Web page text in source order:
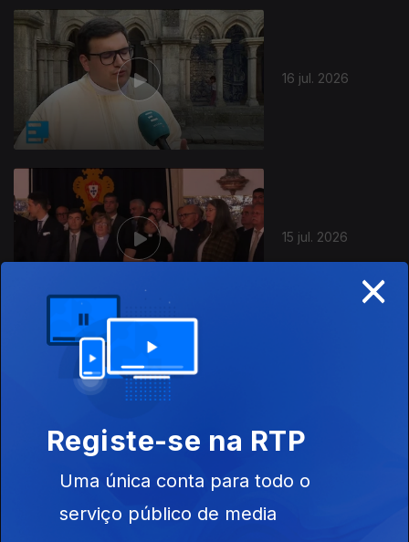
16 jul. 2026
15 jul. 2026
×
Registe-se na RTP
Uma única conta para todo o
serviço público de media